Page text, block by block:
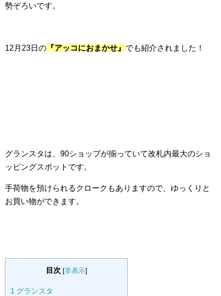
勢ぞろいです。
12月23日の 『アッコにおまかせ』 でも紹介されました！
グランスタは、90ショップが揃っていて改札内最大のショ
ッピングスポットです。
手荷物を預けられるクロークもありますので、ゆっくりと
お買い物ができます。
目次 [非表示]
1 グランスタ